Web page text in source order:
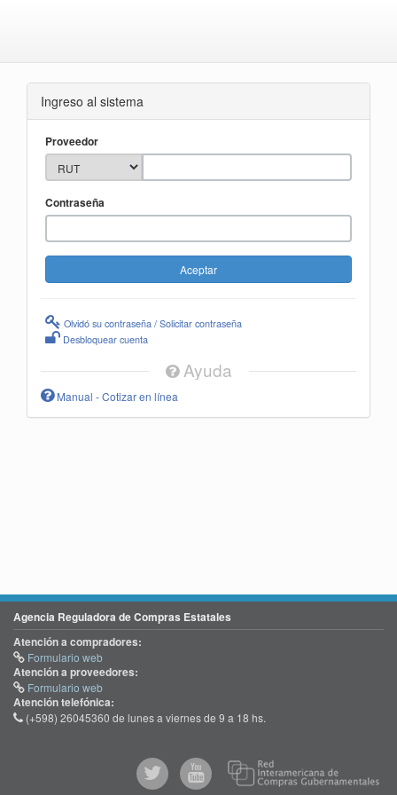
Ingreso al sistema
Proveedor
Contraseña
Olvidó su contraseña / Solicitar contraseña
Desbloquear cuenta
Ayuda
Manual - Cotizar en línea
Agencia Reguladora de Compras Estatales
Atención a compradores:
Formulario web
Atención a proveedores:
Formulario web
Atención telefónica:
(+598) 26045360 de lunes a viernes de 9 a 18 hs.
@comprasgubuy
ACCE